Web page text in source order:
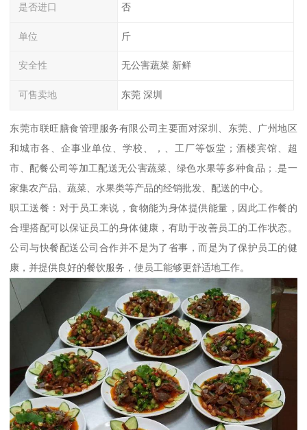
是否进口 否
单位 斤
安全性 无公害蔬菜 新鲜
可售卖地 东莞 深圳
东莞市联旺膳食管理服务有限公司主要面对深圳、东莞、广州地区
和城市各、企事业单位、学校、，、工厂等饭堂；酒楼宾馆、超
市、配餐公司等加工配送无公害蔬菜、绿色水果等多种食品；.是一
家集农产品、蔬菜、水果类等产品的经销批发、配送的中心。
职工送餐：对于员工来说，食物能为身体提供能量，因此工作餐的
合理搭配可以保证员工的身体健康，有助于改善员工的工作状态。
公司与快餐配送公司合作并不是为了省事，而是为了保护员工的健
康，并提供良好的餐饮服务，使员工能够更舒适地工作。